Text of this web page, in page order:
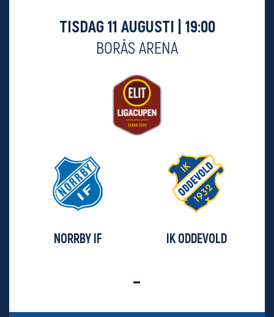
TISDAG 11 AUGUSTI | 19:00
BORÅS ARENA
NORRBY IF IK ODDEVOLD
-